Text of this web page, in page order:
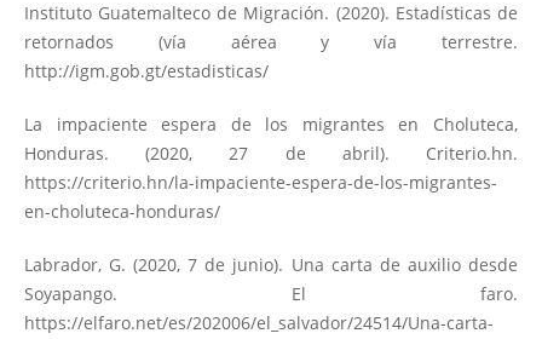
Instituto Guatemalteco de Migración. (2020). Estadísticas de
retornados (vía aérea y vía terrestre.
http://igm.gob.gt/estadisticas/
La impaciente espera de los migrantes en Choluteca,
Honduras. (2020, 27 de abril). Criterio.hn.
https://criterio.hn/la-impaciente-espera-de-los-migrantes-
en-choluteca-honduras/
Labrador, G. (2020, 7 de junio). Una carta de auxilio desde
Soyapango. El faro.
https://elfaro.net/es/202006/el_salvador/24514/Una-carta-